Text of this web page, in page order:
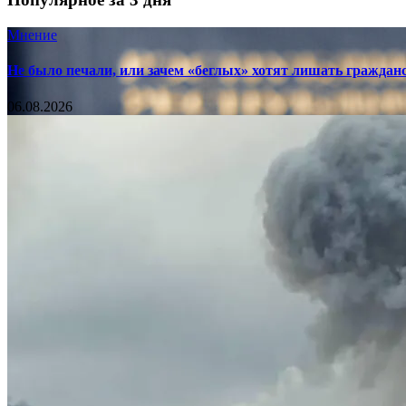
Мнение
Не было печали, или зачем «беглых» хотят лишать
06.08.2026